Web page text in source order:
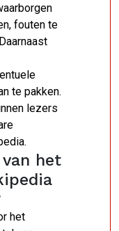
fouten te
te pakken.
lezers
het
het